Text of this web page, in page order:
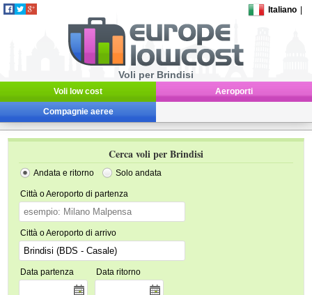
Italiano
Voli per Brindisi
Voli low cost Aeroporti
Compagnie aeree
Cerca voli per Brindisi
Andata e ritorno Solo andata
Città o Aeroporto di partenza
Città o Aeroporto di arrivo
Data partenza Data ritorno